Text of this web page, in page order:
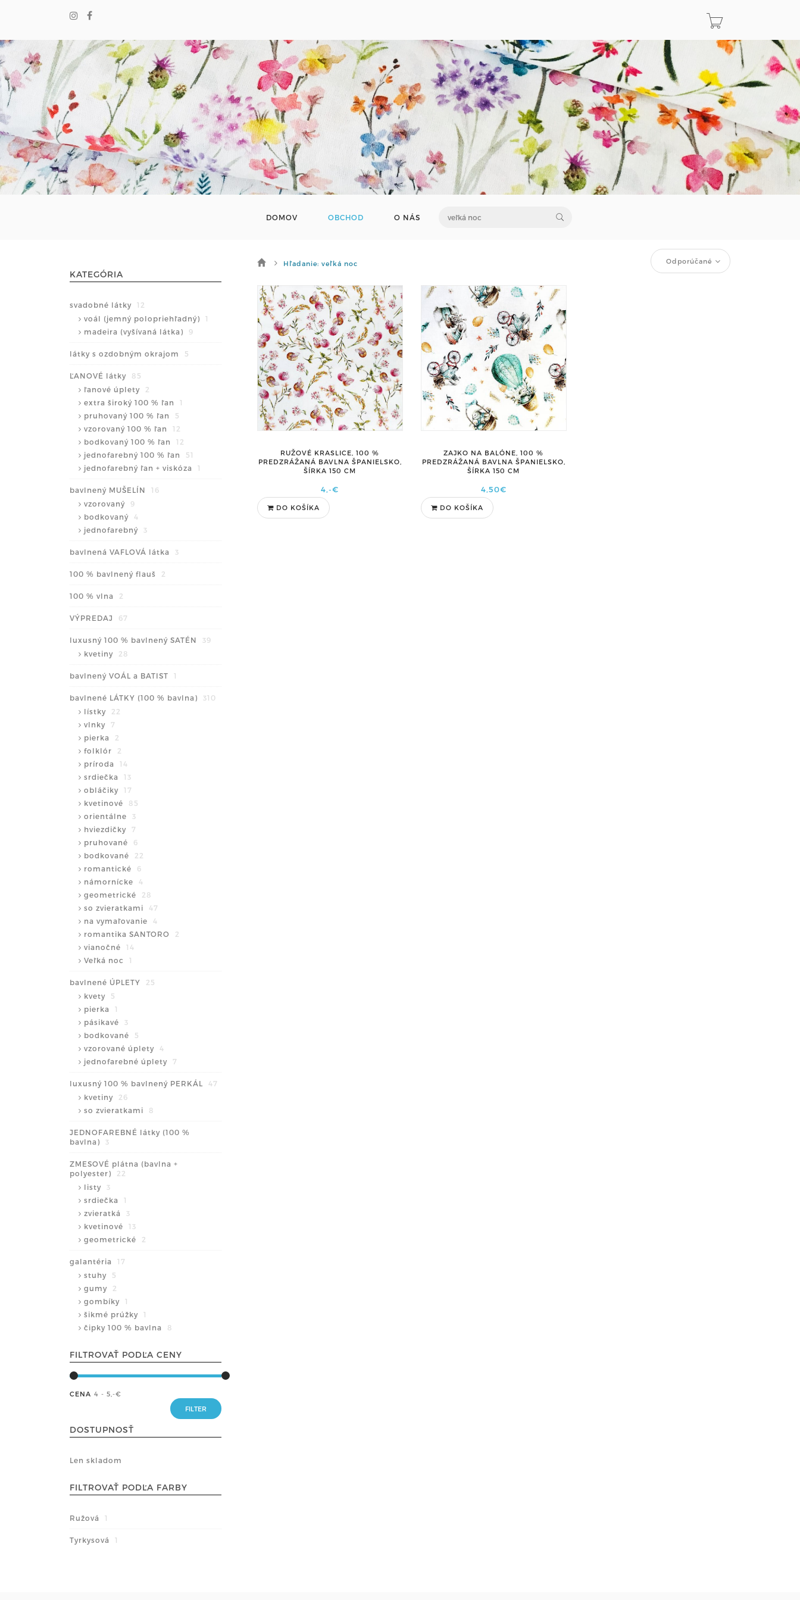
DOMOV OBCHOD O NÁS
KATEGÓRIA
svadobné látky
12
voál (jemný polopriehľadný)
1
madeira (vyšívaná látka)
9
látky s ozdobným okrajom 5
ĽANOVÉ látky
85
ľanové úplety
2
extra široký 100 % ľan
1
pruhovaný 100 % ľan
5
vzorovaný 100 % ľan
12
bodkovaný 100 % ľan
12
jednofarebný 100 % ľan
51
jednofarebný ľan + viskóza
1
bavlnený MUŠELÍN
16
vzorovaný
9
bodkovaný
4
jednofarebný
3
bavlnená VAFLOVÁ látka 3
100 % bavlnený flauš 2
100 % vlna 2
VÝPREDAJ 67
luxusný 100 % bavlnený SATÉN
39
kvetiny
28
bavlnený VOÁL a BATIST 1
bavlnené LÁTKY (100 % bavlna)
310
lístky
22
vlnky
7
pierka
2
folklór
2
príroda
14
srdiečka
13
obláčiky
17
kvetinové
85
orientálne
3
hviezdičky
7
pruhované
6
bodkované
22
romantické
6
námornícke
4
geometrické
28
so zvieratkami
47
na vymaľovanie
4
romantika SANTORO
2
vianočné
14
Veľká noc
1
bavlnené ÚPLETY
25
kvety
5
pierka
1
pásikavé
3
bodkované
5
vzorované úplety
4
jednofarebné úplety
7
luxusný 100 % bavlnený PERKÁL
47
kvetiny
26
so zvieratkami
8
JEDNOFAREBNÉ látky (100 %
bavlna)
3
ZMESOVÉ plátna (bavlna +
polyester)
22
listy
3
srdiečka
1
zvieratká
3
kvetinové
13
geometrické
2
galantéria
17
stuhy
5
gumy
2
gombíky
1
šikmé prúžky
1
čipky 100 % bavlna
8
FILTROVAŤ PODĽA CENY
CENA 4 - 5 ,-€
DOSTUPNOSŤ
Len skladom
FILTROVAŤ PODĽA FARBY
Ružová 1
Tyrkysová 1
Hľadanie: veľká noc Odporúčané
RUŽOVÉ KRASLICE, 100 %
PREDZRÁŽANÁ BAVLNA ŠPANIELSKO,
ŠÍRKA 150 CM
4,-€
DO KOŠÍKA
ZAJKO NA BALÓNE, 100 %
PREDZRÁŽANÁ BAVLNA ŠPANIELSKO,
ŠÍRKA 150 CM
4,50€
DO KOŠÍKA